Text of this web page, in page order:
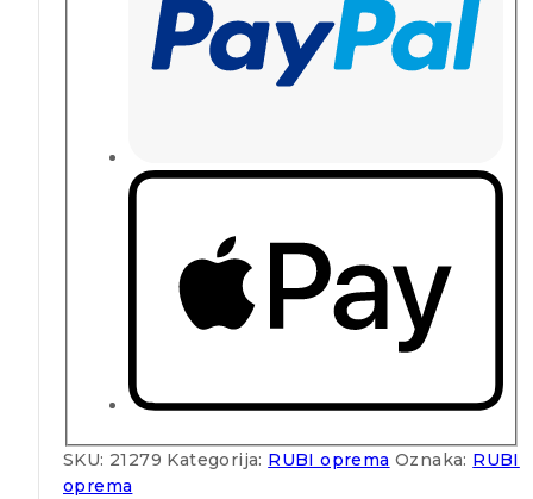
SKU: 21279 Kategorija: RUBI oprema Oznaka: RUBI
oprema